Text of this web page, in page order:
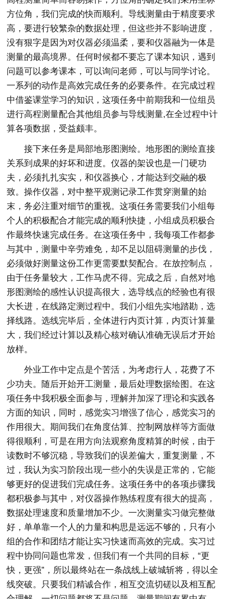
方位角，我们完成的快而顺利。导线测量由于精度要求
高，要进行较繁杂的数据处理，但这些并不影响进度，
没有狠字是因为对仪器必须温柔，要和仪器融为一体是
测量的最高境界。任何时候都不要忘了课本知识，遇到
问题可以参考课本，可以询问老师，可以与同学讨论。
一系列的动作是高效完成任务的必要条件。在完成过程
中借鉴课堂学习的知识，这项任务中前期我和一位组员
进行高程测量配合其他组员参与导线测量,在全过程中计
算各项数据，受益颇丰。
接下来任务是局部地形图测绘。地形图的测绘直接
关系到成果的好坏和进度。仪器的架设也是一门硬功
夫，必须扎扎实实，和仪器换心，才能达到交融的极
致。操作仪器，对中整平观测记录工作贯穿测量的始
末，务必注重对细节的重视。这项任务需要我们小组每
个人的积极配合才能完成的顺利快捷，小组成员积极合
作最终快速完成任务。在这项任务中，我每项工作都参
与其中，测量中辛劳难免，却不足以阻碍测量的步伐，
必须做好测量这份工作更需要默契配合。在放控制点，
由于任务量较大，工作马虎不得。完成之后，自然对地
形图测绘的感性认识提高很大，选导线点的经验也有很
大长进，在线路定测过程中。我们小组先实地踏勘，选
择线路。选线完毕后，全体进行内页计算，内页计算量
大，我们经过计算以及精心核对确认准确无误后才开始
放样。
外业工作中定点是个苦活，为考虑行人，花费了不
少功夫。随后开始开工测量，最后处理数据绘图。在这
项任务中我积极全面参与，理解并加深了理论和实践各
方面的知识，同时，感觉实习增强了信心，感觉实习的
作用很大。期间我们在角度估算、控制网放样等方面做
得很顺利，可是在用方向法观察角度精算的时候，由于
读数时不够沉稳，导致我们的误差偏大，重复测量，不
过，我认为实习阶段出现一些小的失误是正常的，它能
够更好的促进我们完成任务。这项任务中的各项步骤我
都积极参与其中，对仪器操作熟练程度有很大的提高，
数据处理速度和质量增加不少。一次测量实习做完整做
好，单单靠一个人的力量和构思是远远不够的，只有小
组的合作和团结才能让实习快速而高效的完成。实习过
程中协同问题也常发，但我们有一个共同的目标，“更
快，更强”，所以最终站在一条战线上破城斩将，得以全
线突破。只要我们精诚合作，相互交流切磋以及相互配